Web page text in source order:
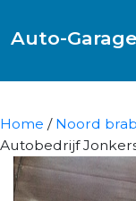
Auto-
Home / Noord
Autobedrijf